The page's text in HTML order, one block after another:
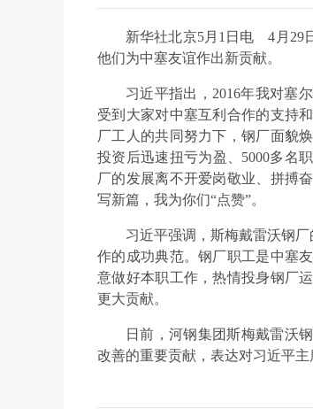
新华社北京5月1日电
4月29
他们为中塞友谊作出新贡献。
习近平指出，2016年我对塞
受到大家对中塞互利合作的支持
厂工人的共同努力下，钢厂面貌
投资后迅速扭亏为盈、5000多名
厂的发展离不开爱岗敬业、拼搏
写新篇，我为你们“点赞”。
习近平强调，斯梅戴雷沃钢
作的成功典范。钢厂职工是中塞
意做好本职工作，热情投身钢厂
更大贡献。
日前，河钢集团斯梅戴雷沃
改善的重要贡献，表达对习近平